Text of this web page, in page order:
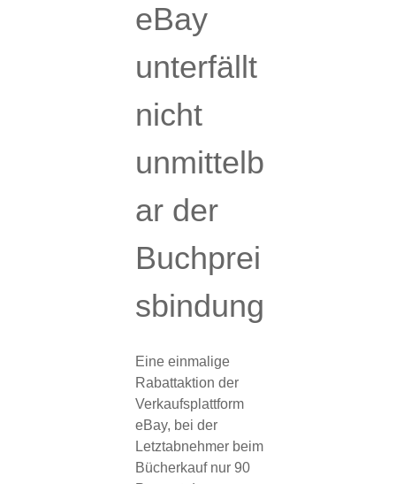
eBay
unterfällt
nicht
unmittelb
ar der
Buchprei
sbindung
Eine einmalige
Rabattaktion der
Verkaufsplattform
eBay, bei der
Letztabnehmer beim
Bücherkauf nur 90